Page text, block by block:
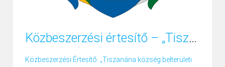
Közbeszerzési értesítő – „Tiszanána község belterületi vízrendezése”
Közbeszerzési Értesítő: „Tiszanána község belterületi